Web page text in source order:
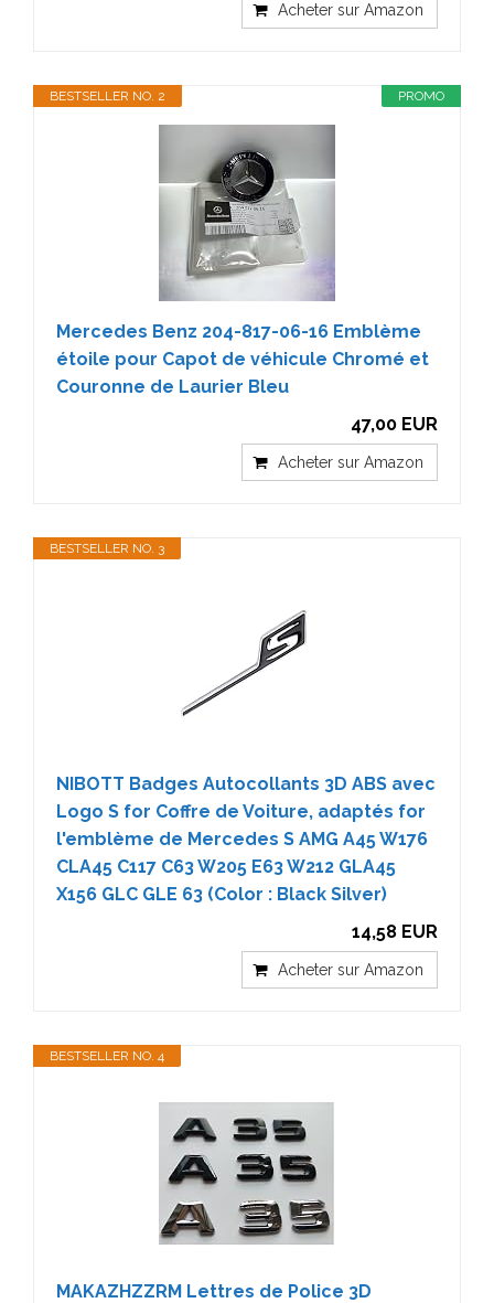
Acheter sur Amazon
PROMO
BESTSELLER NO. 2
Mercedes Benz 204-817-06-16 Emblème
étoile pour Capot de véhicule Chromé et
Couronne de Laurier Bleu
47,00 EUR
Acheter sur Amazon
BESTSELLER NO. 3
NIBOTT Badges Autocollants 3D ABS avec
Logo S for Coffre de Voiture, adaptés for
l'emblème de Mercedes S AMG A45 W176
CLA45 C117 C63 W205 E63 W212 GLA45
X156 GLC GLE 63 (Color : Black Silver)
14,58 EUR
Acheter sur Amazon
BESTSELLER NO. 4
MAKAZHZZRM Lettres de Police 3D